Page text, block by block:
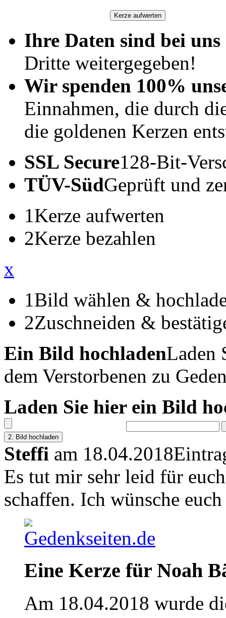
Ihre Daten sind bei uns
Dritte weitergegeben!
Wir spenden 100%
Einnahmen, die durch
die goldenen Kerzen
SSL Secure128-Bit-
TÜV-SüdGeprüft und
1Kerze aufwerten
2Kerze bezahlen
x
1Bild wählen &
2Zuschneiden &
Ein Bild hochladenLaden
dem Verstorbenen zu
Laden Sie hier ein Bild
Steffi am 18.04.2018
Es tut mir sehr leid für
schaffen. Ich wünsche
Eine Kerze für Noah
Am 18.04.2018 wurde